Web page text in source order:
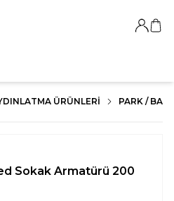
Giriş
ÜRÜNLERI PARK /
Sokak Armatürü 200